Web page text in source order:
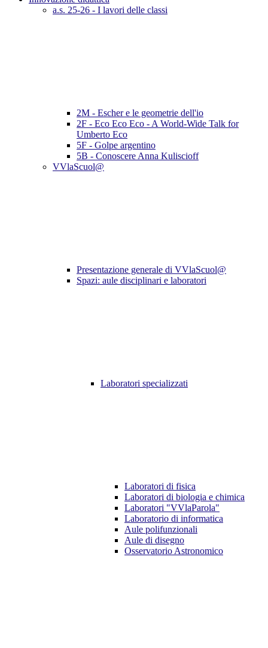
a.s. 25-26 - I lavori delle classi
2M - Escher e le geometrie dell'io
2F - Eco Eco Eco - A World-Wide Talk for
Umberto Eco
5F - Golpe argentino
5B - Conoscere Anna Kuliscioff
VVlaScuol@
Presentazione generale di VVlaScuol@
Spazi: aule disciplinari e laboratori
Laboratori specializzati
Laboratori di fisica
Laboratori di biologia e chimica
Laboratori "VVlaParola"
Laboratorio di informatica
Aule polifunzionali
Aule di disegno
Osservatorio Astronomico